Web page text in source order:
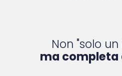
Non "solo
ma completa